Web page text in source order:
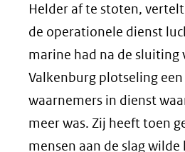
Helder af te stoten,
de operationele dienst
marine had na de sluiting
Valkenburg plotseling
waarnemers in dienst
meer was. Zij heeft toen
mensen aan de slag wilde